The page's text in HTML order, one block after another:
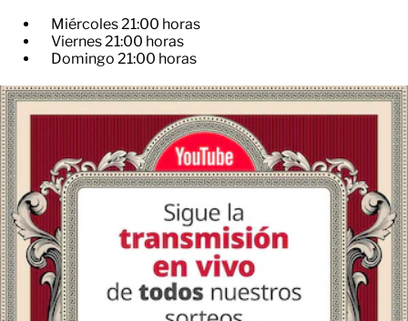
Miércoles 21:00 horas
Viernes 21:00 horas
Domingo 21:00 horas